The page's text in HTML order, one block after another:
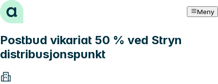
Hopp til innhold Meny
Postbud vikariat 50 % ved Stryn
distribusjonspunkt